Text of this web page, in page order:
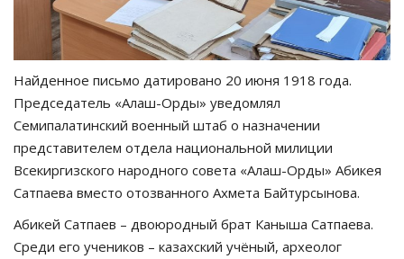
Найденное письмо датировано 20 июня 1918 года.
Председатель «Алаш-Орды» уведомлял
Семипалатинский военный штаб о назначении
представителем отдела национальной милиции
Всекиргизского народного совета «Алаш-Орды» Абикея
Сатпаева вместо отозванного Ахмета Байтурсынова.
Абикей Сатпаев – двоюродный брат Каныша Сатпаева.
Среди его учеников – казахский учёный, археолог